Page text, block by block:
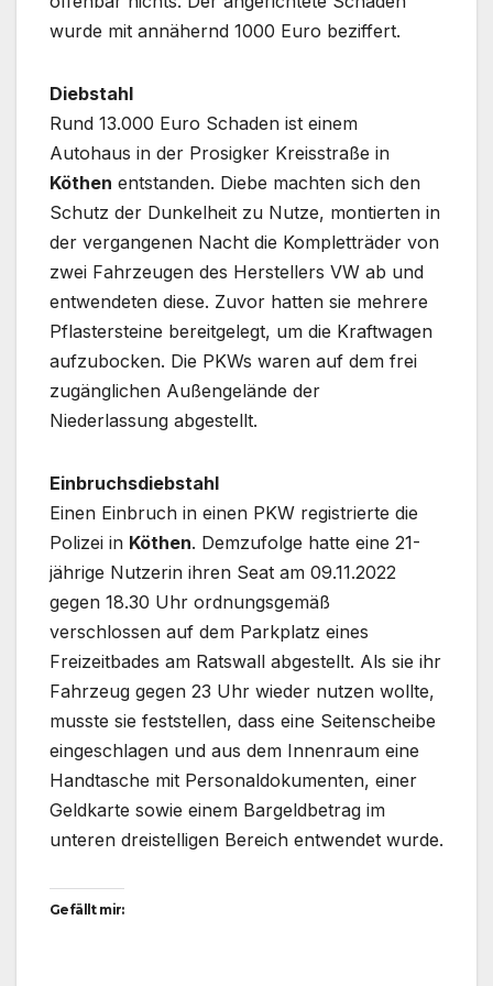
wurde mit annähernd 1000 Euro beziffert.
Diebstahl
Rund 13.000 Euro Schaden ist einem
Autohaus in der Prosigker Kreisstraße in
Köthen entstanden. Diebe machten sich den
Schutz der Dunkelheit zu Nutze, montierten in
der vergangenen Nacht die Kompletträder von
zwei Fahrzeugen des Herstellers VW ab und
entwendeten diese. Zuvor hatten sie mehrere
Pflastersteine bereitgelegt, um die Kraftwagen
aufzubocken. Die PKWs waren auf dem frei
zugänglichen Außengelände der
Niederlassung abgestellt.
Einbruchsdiebstahl
Einen Einbruch in einen PKW registrierte die
Polizei in Köthen. Demzufolge hatte eine 21-
jährige Nutzerin ihren Seat am 09.11.2022
gegen 18.30 Uhr ordnungsgemäß
verschlossen auf dem Parkplatz eines
Freizeitbades am Ratswall abgestellt. Als sie ihr
Fahrzeug gegen 23 Uhr wieder nutzen wollte,
musste sie feststellen, dass eine Seitenscheibe
eingeschlagen und aus dem Innenraum eine
Handtasche mit Personaldokumenten, einer
Geldkarte sowie einem Bargeldbetrag im
unteren dreistelligen Bereich entwendet wurde.
Gefällt mir: